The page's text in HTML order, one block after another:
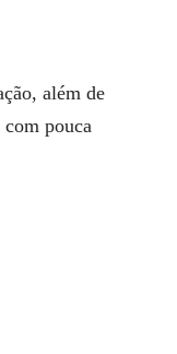
além de
pouca